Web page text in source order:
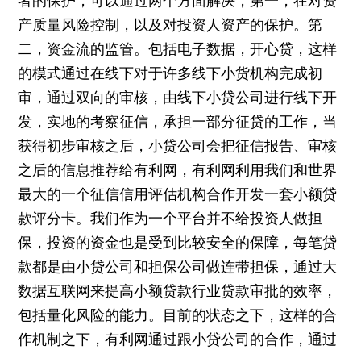
产质量风险控制，以及对投资人资产的保护。第
二，资金流的监管。包括电子数据，开心贷，这样
的模式通过在线下对于许多线下小货机构完成初
审，通过双向的审核，由线下小贷公司进行线下开
发，实地的考察征信，承担一部分征贷的工作，当
获得初步审核之后，小贷公司会把征信报告、审核
之后的信息推荐给有利网，有利网利用我们和世界
最大的一个征信信用评估机构合作开发一套小额贷
款评分卡。我们作为一个平台并不给投资人做担
保，投资的资金也是受到比较安全的保障，每笔贷
款都是由小贷公司和担保公司做连带担保，通过大
数据互联网来提高小额贷款行业贷款审批的效率，
包括量化风险的能力。目前的状态之下，这样的合
作机制之下，有利网通过跟小贷公司的合作，通过